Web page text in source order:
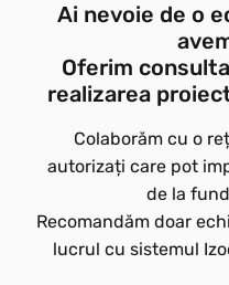
Ai nevoie de o
Oferim
realizarea
Colaborăm cu o
autorizați care pot
de la
Recomandăm doar
lucrul cu sistemul